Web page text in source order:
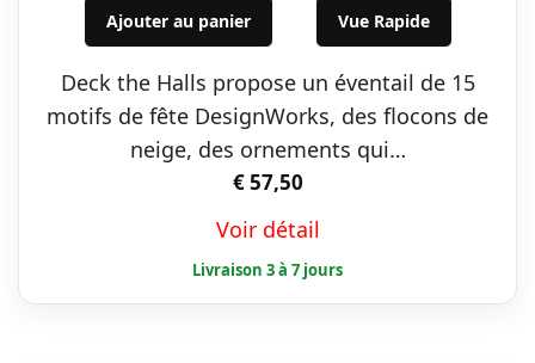
Ajouter au panier Vue Rapide
Deck the Halls propose un éventail de 15
motifs de fête DesignWorks, des flocons de
neige, des ornements qui…
€57,50
Voir détail